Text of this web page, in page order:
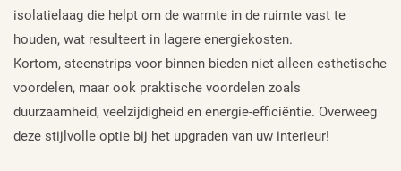
isolatielaag die helpt om de warmte in de ruimte vast te
houden, wat resulteert in lagere energiekosten.
Kortom, steenstrips voor binnen bieden niet alleen esthetische
voordelen, maar ook praktische voordelen zoals
duurzaamheid, veelzijdigheid en energie-efficiëntie. Overweeg
deze stijlvolle optie bij het upgraden van uw interieur!